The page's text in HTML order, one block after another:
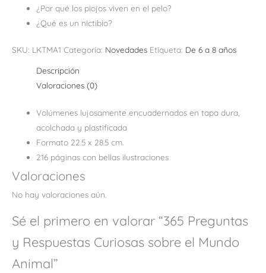
¿Por qué los piojos viven en el pelo?
¿Qué es un nictibio?
SKU: LKTMA1 Categoría: Novedades Etiqueta: De 6 a 8 años
Descripción
Valoraciones (0)
Volúmenes lujosamente encuadernados en tapa dura,
acolchada y plastificada
Formato 22.5 x 28.5 cm.
216 páginas con bellas ilustraciones
Valoraciones
No hay valoraciones aún.
Sé el primero en valorar “365 Preguntas
y Respuestas Curiosas sobre el Mundo
Animal”